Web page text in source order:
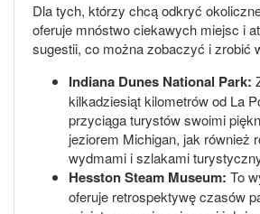
Dla tych, którzy chcą odkryć
oferuje mnóstwo ciekawych miejsc i
sugestii, co można zobaczyć i zrobić
Indiana Dunes National Park:
kilkadziesiąt kilometrów od La
przyciąga turystów swoimi
jeziorem Michigan, jak również
wydmami i szlakami
Hesston Steam Museum: To
oferuje retrospektywę czasów